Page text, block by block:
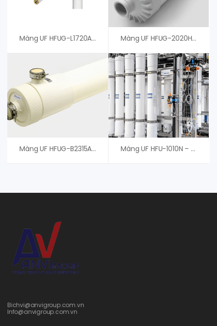
Màng UF HFUG-L1720AN – Màng UF Toray Màng UF HFUG-2020HN – Toray – An Vi Group Phân Phối
Màng UF HFUG-B2315AN – Màng UF Toray- Phân Phối Chính Hãng Màng UF HFU-1010N – Màng UF Toray – An Vi Group Cung Cấp
Bichvi@anvigroup.com.vn
Info@anvigroup.com.vn